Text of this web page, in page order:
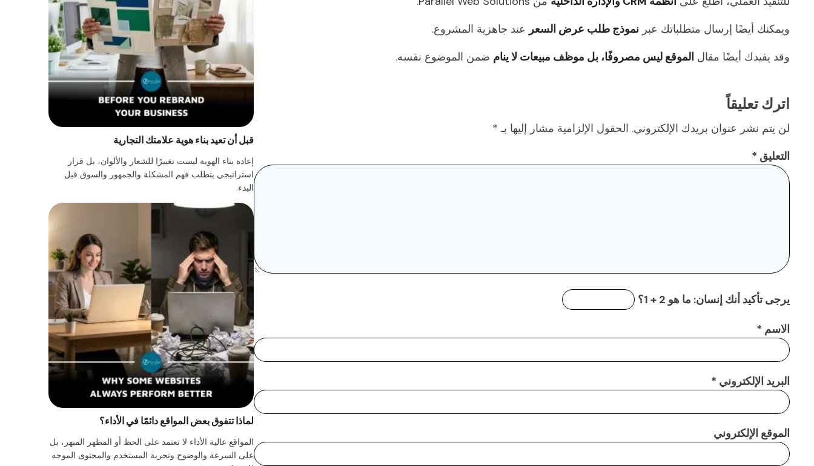
ويمكنك أيضًا إرسال متطلباتك عبر نموذج طلب عرض السعر عند جاهزية المشروع.
وقد يفيدك أيضًا مقال الموقع ليس مصروفًا، بل موظف مبيعات لا ينام ضمن الموضوع نفسه.
اترك تعليقاً
لن يتم نشر عنوان بريدك الإلكتروني. الحقول الإلزامية مشار إليها بـ *
التعليق *
يرجى تأكيد أنك إنسان: ما هو 2 + 1؟
الاسم *
البريد الإلكتروني *
الموقع الإلكتروني
قبل أن تعيد بناء هوية علامتك التجارية
إعادة بناء الهوية ليست تغييرًا للشعار والألوان، بل قرار
استراتيجي يتطلب فهم المشكلة والجمهور والسوق قبل
البدء.
لماذا تتفوق بعض المواقع دائمًا في الأداء؟
المواقع عالية الأداء لا تعتمد على الحظ أو المظهر المبهر، بل
على السرعة والوضوح وتجربة المستخدم والمحتوى الموجه